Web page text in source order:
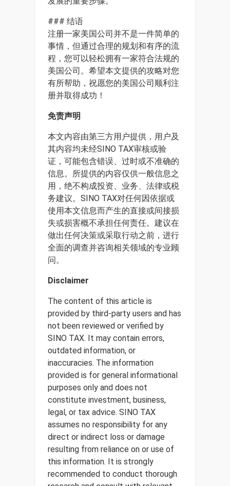
### 结语
注册一家美国公司并不是一件简单的
事情，但通过合理的规划和有序的流
程，您可以轻松拥有一家符合法规的
美国公司。希望本文提供的攻略对您
有所帮助，祝愿您的美国公司顺利注
册并取得成功！
免责声明
本文内容由第三方用户提供，用户及
其内容均未经SINO TAX审核或验
证，可能包含错误、过时或不准确的
信息。所提供的内容仅供一般信息之
用，绝不构成投资、业务、法律或税
务建议。SINO TAX对任何因依据或
使用本文信息而产生的直接或间接损
失或损害概不承担任何责任。建议在
做出任何决策或采取行动之前，进行
全面的调查并咨询相关领域的专业顾
问。
Disclaimer
The content of this article is
provided by third-party users and has
not been reviewed or verified by
SINO TAX. It may contain errors,
outdated information, or
inaccuracies. The information
provided is for general informational
purposes only and does not
constitute investment, business,
legal, or tax advice. SINO TAX
assumes no responsibility for any
direct or indirect loss or damage
resulting from reliance on or use of
this information. It is strongly
recommended to conduct thorough